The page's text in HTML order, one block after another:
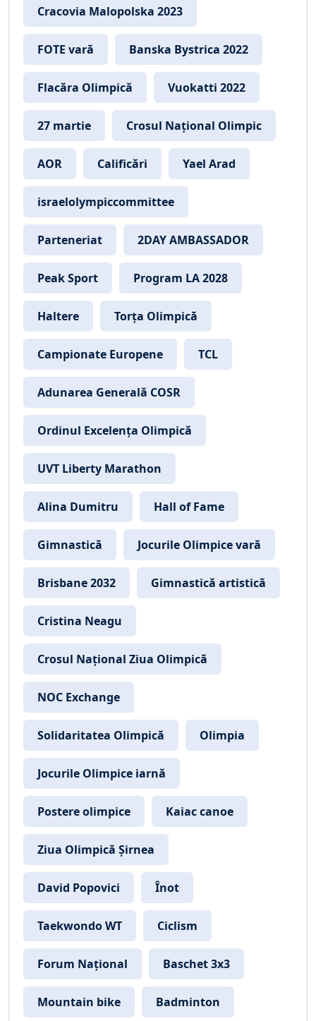
Cracovia Malopolska 2023
FOTE vară Banska Bystrica 2022
Flacăra Olimpică Vuokatti 2022
27 martie Crosul Național Olimpic
AOR Calificări Yael Arad
israelolympiccommittee
Parteneriat 2DAY AMBASSADOR
Peak Sport Program LA 2028
Haltere Torța Olimpică
Campionate Europene TCL
Adunarea Generală COSR
Ordinul Excelența Olimpică
UVT Liberty Marathon
Alina Dumitru Hall of Fame
Gimnastică Jocurile Olimpice vară
Brisbane 2032 Gimnastică artistică
Cristina Neagu
Crosul Național Ziua Olimpică
NOC Exchange
Solidaritatea Olimpică Olimpia
Jocurile Olimpice iarnă
Postere olimpice Kaiac canoe
Ziua Olimpică Șirnea
David Popovici Înot
Taekwondo WT Ciclism
Forum Național Baschet 3x3
Mountain bike Badminton